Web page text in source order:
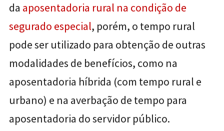
da aposentadoria rural na condição de
segurado especial, porém, o tempo rural
pode ser utilizado para obtenção de outras
modalidades de benefícios, como na
aposentadoria híbrida (com tempo rural e
urbano) e na averbação de tempo para
aposentadoria do servidor público.